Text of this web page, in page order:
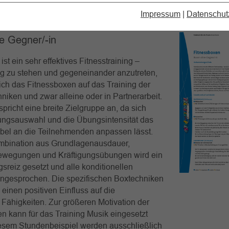
Impressum |
Gegner/-in
ein sehr effektives Fitnesstraining –
zu stehen und gegeneinander anzutreten,
das Fitnessboxen auf das Training der
und zwar alleine oder in Partnerarbeit.
eine breite Zielgruppe an, da sich
und die Übungsintensität das
an die Teilnehmenden anpassen lässt.
aus Grundlagenausdauer,
und Kräftigungsübungen wird ein
gesetzt und alle konditionellen
Die spezifischen Boxtechniken
positiven Einfluss auf die
Zur größeren Motivation der
kann für das Training Musik eingesetzt
Stundenbeispiel werden ausschließlich